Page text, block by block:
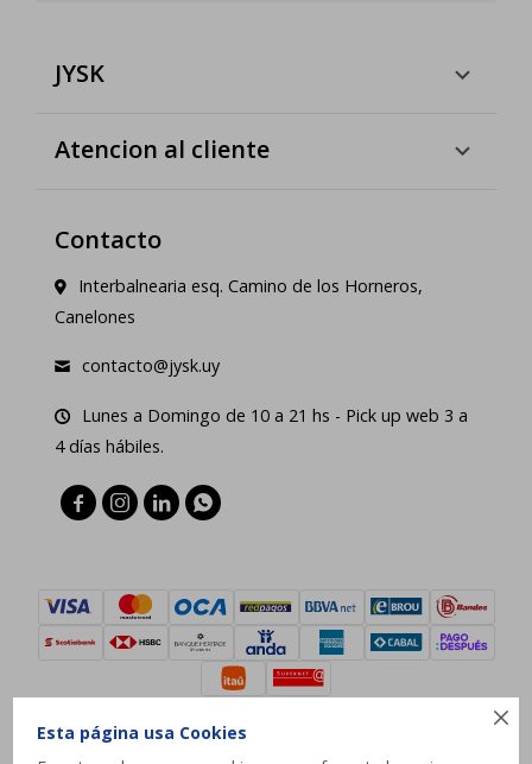

Esta página usa Cookies
JYSK
Atencion al cliente
Contacto
Interbalnearia esq. Camino de los Horneros,
Canelones
contacto@jysk.uy
Lunes a Domingo de 10 a 21 hs - Pick up web 3 a
4 días hábiles.
   